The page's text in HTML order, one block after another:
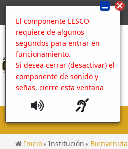
El componente LESCO
requiere de algunos
segundos para entrar en
funcionamiento.
Si desea cerrar (desactivar) el
componente de sonido y
señas, cierre esta ventana
MENU
Inicio Institución Bienvenida